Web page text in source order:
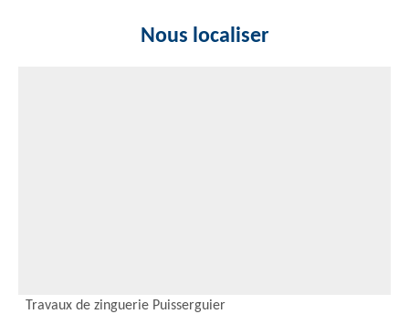
Nous localiser
Travaux de zinguerie Puisserguier